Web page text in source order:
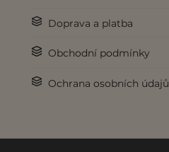
Doprava a platba
Obchodní podmínky
Ochrana osobních údajů